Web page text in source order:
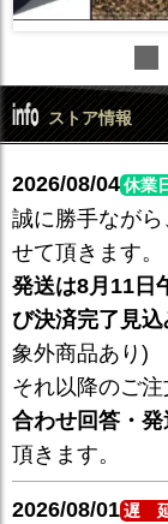
ストア情報
2026/08/04休業
誠に勝手ながら
せて頂きます。
発送は8月11日
び決済完了見
象外商品あり)
それ以降のご注
合わせ回答・
頂きます。
2026/08/01遅